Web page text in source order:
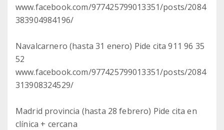
www.facebook.com/977425799013351/posts/2084
383904984196/
Navalcarnero (hasta 31 enero) Pide cita 911 96 35
52
www.facebook.com/977425799013351/posts/2084
313908324529/
Madrid provincia (hasta 28 febrero) Pide cita en
clínica + cercana